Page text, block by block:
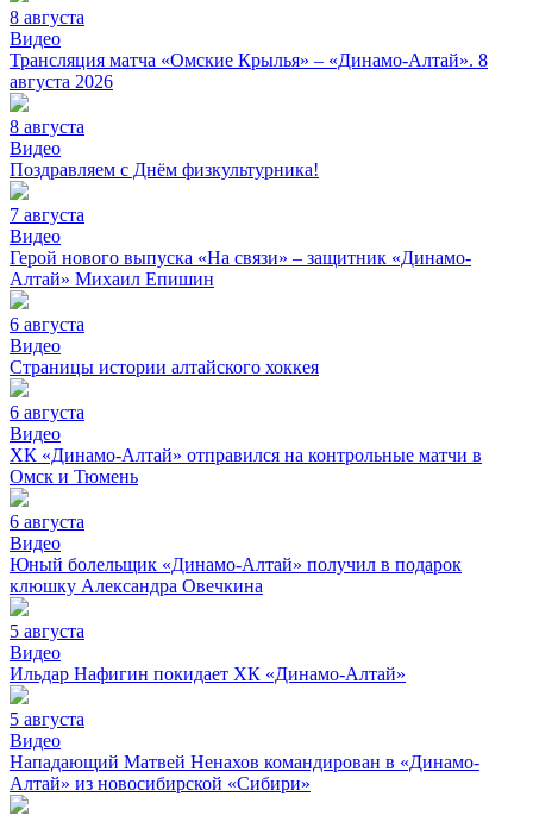
8 августа
Видео
Трансляция матча «Омские Крылья» – «Динамо-Алтай». 8
августа 2026
8 августа
Видео
Поздравляем с Днём физкультурника!
7 августа
Видео
Герой нового выпуска «На связи» – защитник «Динамо-
Алтай» Михаил Епишин
6 августа
Видео
Страницы истории алтайского хоккея
6 августа
Видео
ХК «Динамо-Алтай» отправился на контрольные матчи в
Омск и Тюмень
6 августа
Видео
Юный болельщик «Динамо-Алтай» получил в подарок
клюшку Александра Овечкина
5 августа
Видео
Ильдар Нафигин покидает ХК «Динамо-Алтай»
5 августа
Видео
Нападающий Матвей Ненахов командирован в «Динамо-
Алтай» из новосибирской «Сибири»